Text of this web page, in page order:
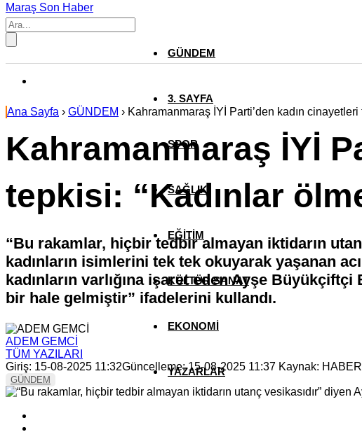
Maraş Son Haber
GÜNDEM
3. SAYFA
SPOR
SAĞLIK
EĞİTİM
KÜLTÜR SANAT
EKONOMİ
YAZARLAR
Ana Sayfa › GÜNDEM › Kahramanmaraş İYİ Parti’den kadın
Kahramanmaraş İYİ
tepkisi: “Kadınlar
“Bu rakamlar, hiçbir tedbir almayan iktidarın
kadınların isimlerini tek tek okuyarak yaşanan
kadınların varlığına işaret eden Ayşe
bir hale gelmiştir” ifadelerini kullandı.
ADEM GEMCİ
TÜM YAZILARI
Giriş: 15-08-2025 11:32Güncelleme: 15-08-2025 11:37 Kaynak:
GÜNDEM